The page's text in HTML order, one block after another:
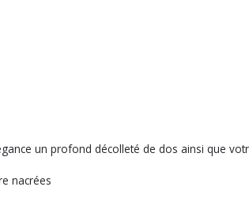
un profond décolleté de dos ainsi que
nacrées